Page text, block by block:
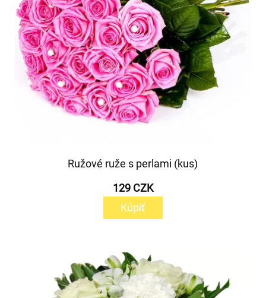
Ružové ruže s perlami (kus)
129 CZK
Kúpiť